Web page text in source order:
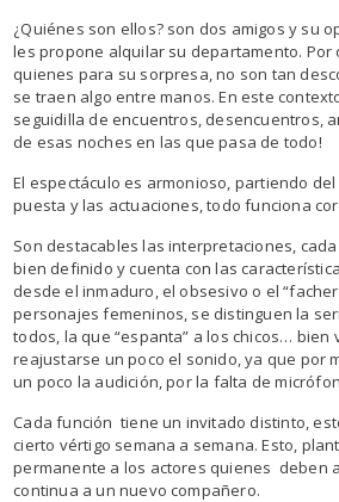
¿Quiénes son ellos? son dos amigos y su
les propone alquilar su departamento. Por
quienes para su sorpresa, no son tan
se traen algo entre manos. En este
seguidilla de encuentros, desencuentros,
de esas noches en las que pasa de todo!
El espectáculo es armonioso, partiendo
puesta y las actuaciones, todo funciona
Son destacables las interpretaciones,
bien definido y cuenta con las
desde el inmaduro, el obsesivo o el
personajes femeninos, se distinguen la
todos, la que “espanta” a los chicos… bien
reajustarse un poco el sonido, ya que por
un poco la audición, por la falta de
Cada función tiene un invitado distinto,
cierto vértigo semana a semana. Esto,
permanente a los actores quienes deben
continua a un nuevo compañero.